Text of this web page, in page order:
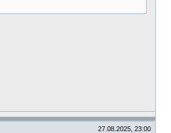
27.08.2025, 23:00